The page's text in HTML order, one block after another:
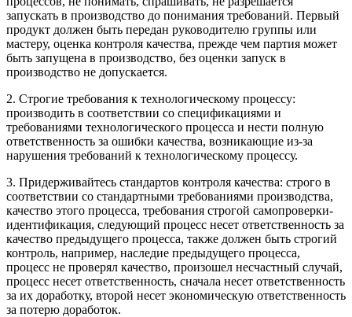
запускать в производство до понимания требований. Первый
продукт должен быть передан руководителю группы или
мастеру, оценка контроля качества, прежде чем партия может
быть запущена в производство, без оценки запуск в
производство не допускается.
2. Строгие требования к технологическому процессу:
производить в соответствии со спецификациями и
требованиями технологического процесса и нести полную
ответственность за ошибки качества, возникающие из-за
нарушения требований к технологическому процессу.
3. Придерживайтесь стандартов контроля качества: строго в
соответствии со стандартными требованиями производства,
качество этого процесса, требования строгой самопроверки-
идентификация, следующий процесс несет ответственность за
качество предыдущего процесса, также должен быть строгий
контроль, например, наследие предыдущего процесса,
процесс не проверял качество, произошел несчастный случай,
процесс несет ответственность, сначала несет ответственность
за их доработку, второй несет экономическую ответственность
за потерю доработок.